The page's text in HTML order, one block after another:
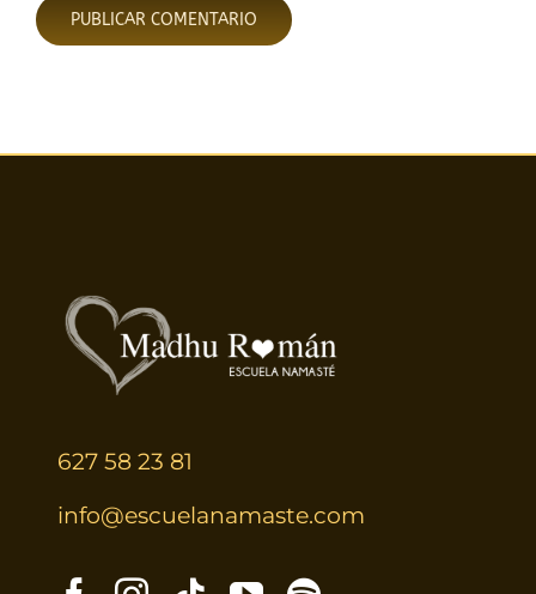
627 58 23 81
info@escuelanamaste.com